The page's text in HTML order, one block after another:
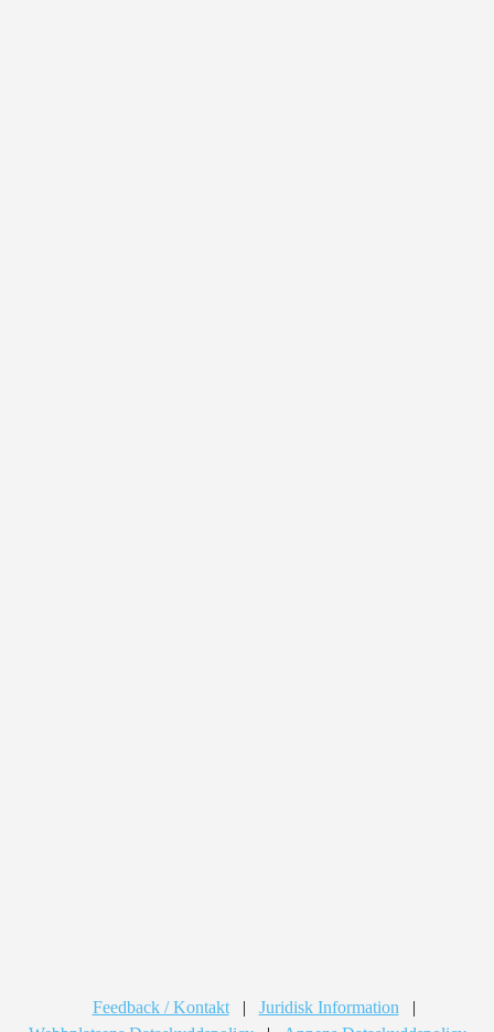
Feedback / Kontakt | Juridisk Information
|